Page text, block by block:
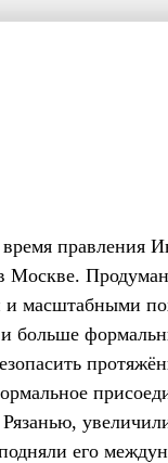
правления
Москве.
масштабными
больше
его